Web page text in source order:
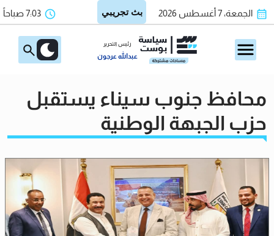
الجمعة، 7 أغسطس 2026 7:03 صباحاً
رئيس التحرير
عبدالله عرجون
محافظ جنوب سيناء يستقبل
حزب الجبهة الوطنية